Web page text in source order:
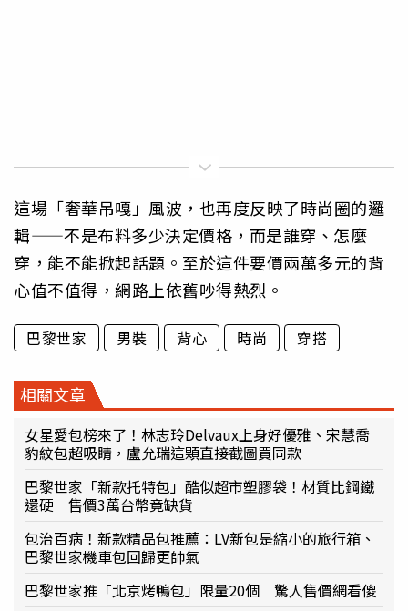
這場「奢華吊嘎」風波，也再度反映了時尚圈的邏
輯——不是布料多少決定價格，而是誰穿、怎麼
穿，能不能掀起話題。至於這件要價兩萬多元的背
心值不值得，網路上依舊吵得熱烈。
巴黎世家 男裝 背心 時尚 穿搭
相關文章
女星愛包榜來了！林志玲Delvaux上身好優雅、宋慧喬
豹紋包超吸睛，盧允瑞這顆直接截圖買同款
巴黎世家「新款托特包」酷似超市塑膠袋！材質比鋼鐵
還硬 售價3萬台幣竟缺貨
包治百病！新款精品包推薦：LV新包是縮小的旅行箱、
巴黎世家機車包回歸更帥氣
巴黎世家推「北京烤鴨包」限量20個 驚人售價網看傻